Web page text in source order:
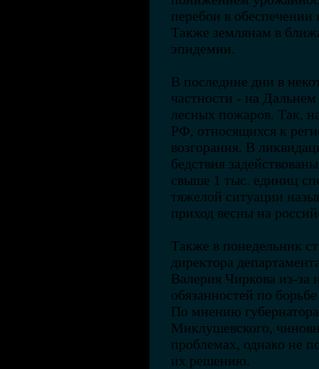
перебои в обеспечении
Также землянам в
эпидемии.
В последние дни в
частности - на
лесных пожаров. Так,
РФ, относящихся к
возгорания. В
бедствия
свыше 1 тыс. единиц
тяжелой ситуации
приход весны на
Также в понедельник
директора
Валерия Чиркова из-за
обязанностей по
По мнению
Миклушевского,
проблемах, однако не
их решению.